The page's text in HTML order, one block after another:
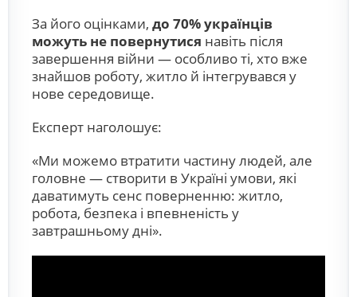
За його оцінками, до 70% українців
можуть не повернутися навіть після
завершення війни — особливо ті, хто вже
знайшов роботу, житло й інтегрувався у
нове середовище.
Експерт наголошує:
«Ми можемо втратити частину людей, але
головне — створити в Україні умови, які
даватимуть сенс поверненню: житло,
робота, безпека і впевненість у
завтрашньому дні».